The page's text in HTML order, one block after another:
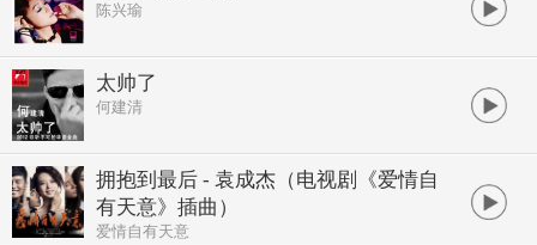
陈兴瑜
太帅了
何建清
拥抱到最后 - 袁成杰（电视剧《爱情自
有天意》插曲）
爱情自有天意